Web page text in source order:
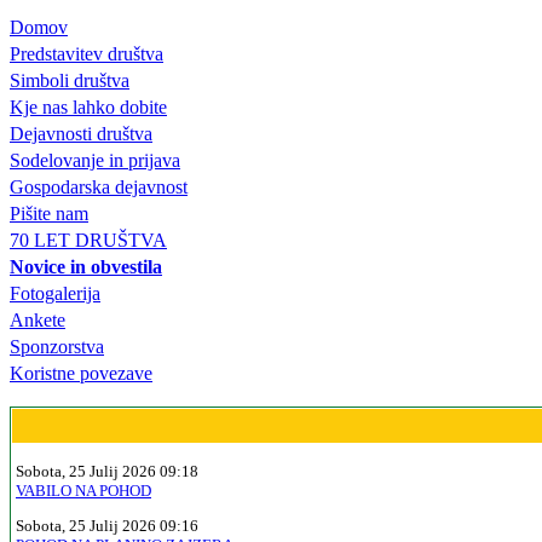
Domov
Predstavitev društva
Simboli društva
Kje nas lahko dobite
Dejavnosti društva
Sodelovanje in prijava
Gospodarska dejavnost
Pišite nam
70 LET DRUŠTVA
Novice in obvestila
Fotogalerija
Ankete
Sponzorstva
Koristne povezave
Sobota, 25 Julij 2026 09:18
VABILO NA POHOD
Sobota, 25 Julij 2026 09:16